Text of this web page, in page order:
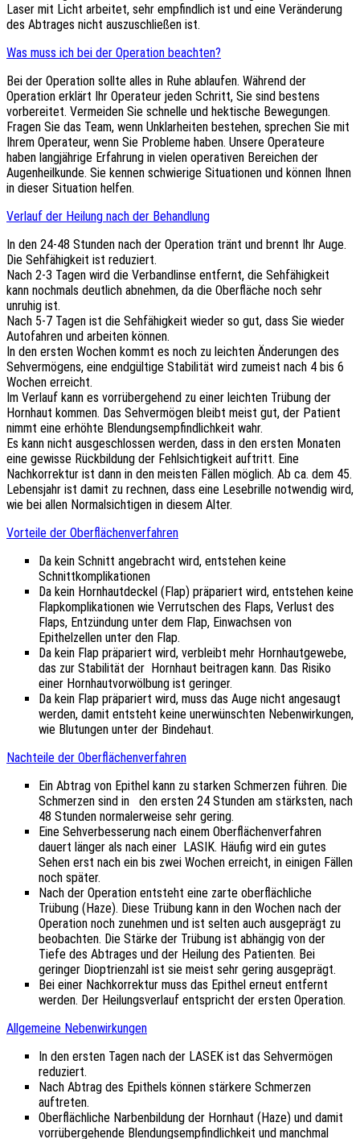
Laser mit Licht arbeitet, sehr empfindlich ist und eine Veränderung
des Abtrages nicht auszuschließen ist.
Was muss ich bei der Operation beachten?
Bei der Operation sollte alles in Ruhe ablaufen. Während der
Operation erklärt Ihr Operateur jeden Schritt, Sie sind bestens
vorbereitet. Vermeiden Sie schnelle und hektische Bewegungen.
Fragen Sie das Team, wenn Unklarheiten bestehen, sprechen Sie mit
Ihrem Operateur, wenn Sie Probleme haben. Unsere Operateure
haben langjährige Erfahrung in vielen operativen Bereichen der
Augenheilkunde. Sie kennen schwierige Situationen und können Ihnen
in dieser Situation helfen.
Verlauf der Heilung nach der Behandlung
In den 24-48 Stunden nach der Operation tränt und brennt Ihr Auge.
Die Sehfähigkeit ist reduziert.
Nach 2-3 Tagen wird die Verbandlinse entfernt, die Sehfähigkeit
kann nochmals deutlich abnehmen, da die Oberfläche noch sehr
unruhig ist.
Nach 5-7 Tagen ist die Sehfähigkeit wieder so gut, dass Sie wieder
Autofahren und arbeiten können.
In den ersten Wochen kommt es noch zu leichten Änderungen des
Sehvermögens, eine endgültige Stabilität wird zumeist nach 4 bis 6
Wochen erreicht.
Im Verlauf kann es vorrübergehend zu einer leichten Trübung der
Hornhaut kommen. Das Sehvermögen bleibt meist gut, der Patient
nimmt eine erhöhte Blendungsempfindlichkeit wahr.
Es kann nicht ausgeschlossen werden, dass in den ersten Monaten
eine gewisse Rückbildung der Fehlsichtigkeit auftritt. Eine
Nachkorrektur ist dann in den meisten Fällen möglich. Ab ca. dem 45.
Lebensjahr ist damit zu rechnen, dass eine Lesebrille notwendig wird,
wie bei allen Normalsichtigen in diesem Alter.
Vorteile der Oberflächenverfahren
Da kein Schnitt angebracht wird, entstehen keine
Schnittkomplikationen
Da kein Hornhautdeckel (Flap) präpariert wird, entstehen keine
Flapkomplikationen wie Verrutschen des Flaps, Verlust des
Flaps, Entzündung unter dem Flap, Einwachsen von
Epithelzellen unter den Flap.
Da kein Flap präpariert wird, verbleibt mehr Hornhautgewebe,
das zur Stabilität der Hornhaut beitragen kann. Das Risiko
einer Hornhautvorwölbung ist geringer.
Da kein Flap präpariert wird, muss das Auge nicht angesaugt
werden, damit entsteht keine unerwünschten Nebenwirkungen,
wie Blutungen unter der Bindehaut.
Nachteile der Oberflächenverfahren
Ein Abtrag von Epithel kann zu starken Schmerzen führen. Die
Schmerzen sind in den ersten 24 Stunden am stärksten, nach
48 Stunden normalerweise sehr gering.
Eine Sehverbesserung nach einem Oberflächenverfahren
dauert länger als nach einer LASIK. Häufig wird ein gutes
Sehen erst nach ein bis zwei Wochen erreicht, in einigen Fällen
noch später.
Nach der Operation entsteht eine zarte oberflächliche
Trübung (Haze). Diese Trübung kann in den Wochen nach der
Operation noch zunehmen und ist selten auch ausgeprägt zu
beobachten. Die Stärke der Trübung ist abhängig von der
Tiefe des Abtrages und der Heilung des Patienten. Bei
geringer Dioptrienzahl ist sie meist sehr gering ausgeprägt.
Bei einer Nachkorrektur muss das Epithel erneut entfernt
werden. Der Heilungsverlauf entspricht der ersten Operation.
Allgemeine Nebenwirkungen
In den ersten Tagen nach der LASEK ist das Sehvermögen
reduziert.
Nach Abtrag des Epithels können stärkere Schmerzen
auftreten.
Oberflächliche Narbenbildung der Hornhaut (Haze) und damit
vorrübergehende Blendungsempfindlichkeit und manchmal